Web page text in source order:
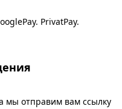
PrivatPay.
мы отправим вам ссылку